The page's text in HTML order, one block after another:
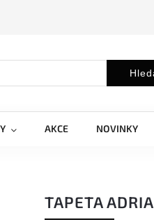
AKCE NOVINKY
TAPETA